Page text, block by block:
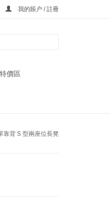
我的賬户 / 註冊
價區
靠背 S 型兩座位長凳